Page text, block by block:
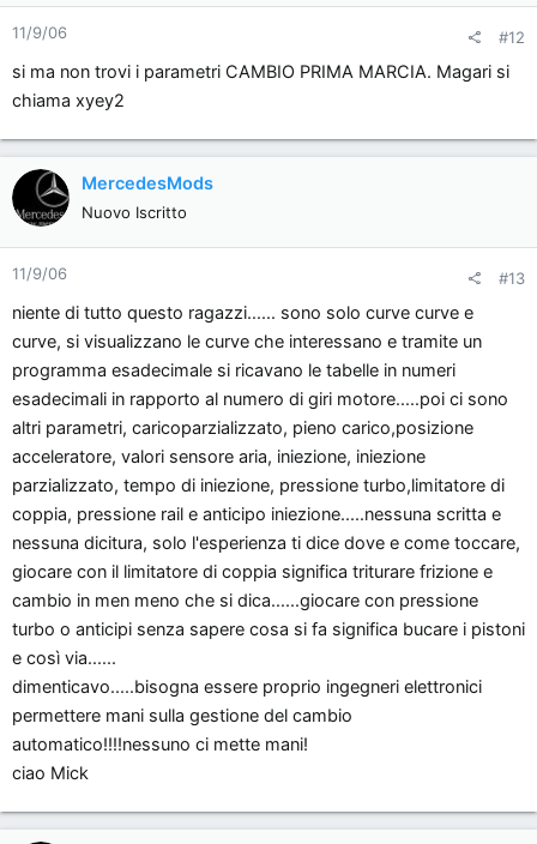
11/9/06 #12
si ma non trovi i parametri CAMBIO PRIMA MARCIA. Magari si
chiama xyey2
MercedesMods
Nuovo Iscritto
11/9/06 #13
niente di tutto questo ragazzi...... sono solo curve curve e
curve, si visualizzano le curve che interessano e tramite un
programma esadecimale si ricavano le tabelle in numeri
esadecimali in rapporto al numero di giri motore.....poi ci sono
altri parametri, caricoparzializzato, pieno carico,posizione
acceleratore, valori sensore aria, iniezione, iniezione
parzializzato, tempo di iniezione, pressione turbo,limitatore di
coppia, pressione rail e anticipo iniezione.....nessuna scritta e
nessuna dicitura, solo l'esperienza ti dice dove e come toccare,
giocare con il limitatore di coppia significa triturare frizione e
cambio in men meno che si dica......giocare con pressione
turbo o anticipi senza sapere cosa si fa significa bucare i pistoni
e così via......
dimenticavo.....bisogna essere proprio ingegneri elettronici
permettere mani sulla gestione del cambio
automatico!!!!nessuno ci mette mani!
ciao Mick